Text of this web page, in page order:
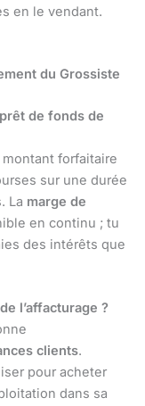
en le vendant.
du Grossiste
de fonds de
forfaitaire
sur une durée
La marge de
en continu ; tu
des intérêts que
l’affacturage ?
clients.
pour acheter
dans sa